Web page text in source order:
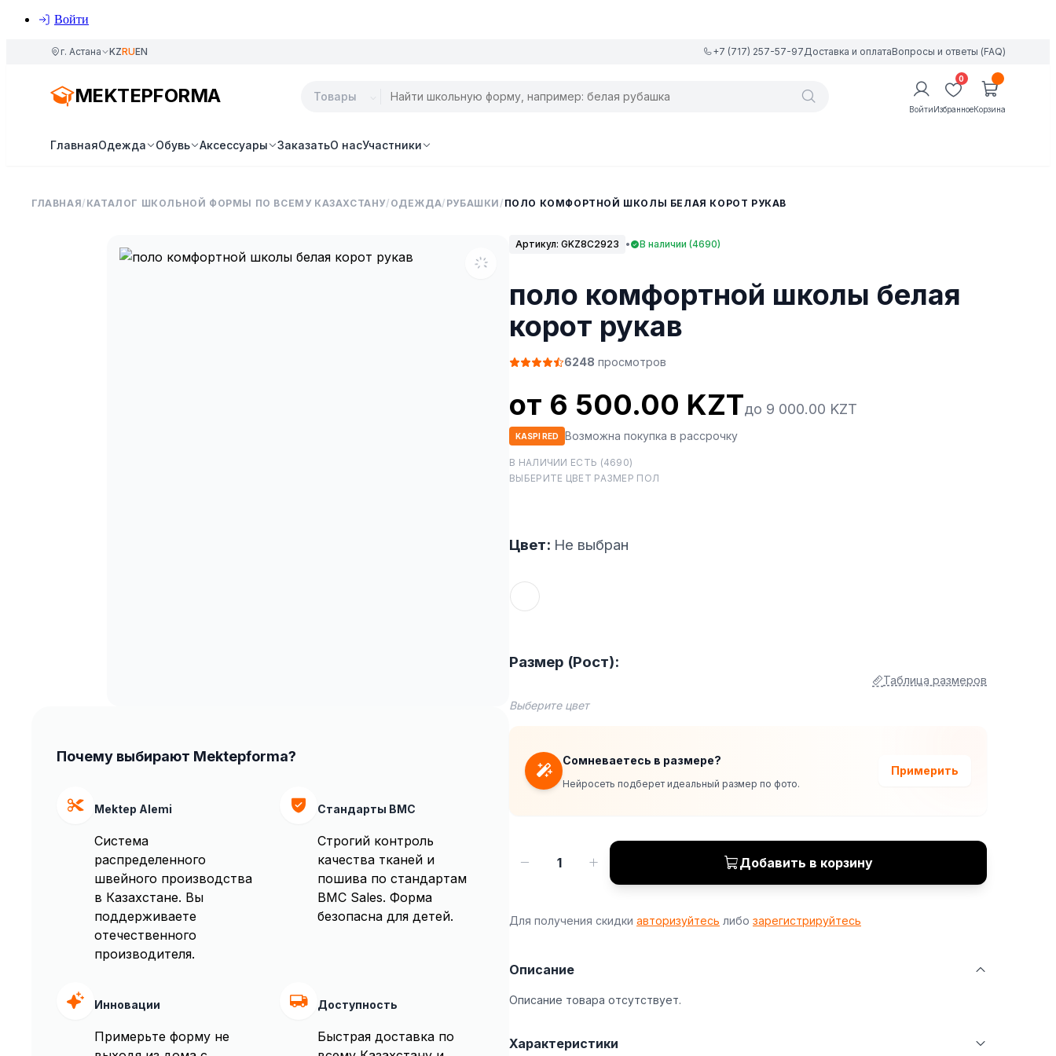
Войти
г. Астана KZRUEN +7 (717) 257-57-97Доставка и оплатаВопросы и ответы (FAQ)
MEKTEPFORMA
Войти
0
ИзбранноеКорзина
ГлавнаяОдежда Обувь Аксессуары ЗаказатьО насУчастники
ГЛАВНАЯ/ КАТАЛОГ ШКОЛЬНОЙ ФОРМЫ ПО ВСЕМУ КАЗАХСТАНУ/ ОДЕЖДА/ РУБАШКИ / ПОЛО КОМФОРТНОЙ ШКОЛЫ БЕЛАЯ КОРОТ РУКАВ
Почему выбирают Mektepforma?
Mektep Alemi
Система
распределенного
швейного производства
в Казахстане. Вы
поддерживаете
отечественного
производителя.
Стандарты BMC
Строгий контроль
качества тканей и
пошива по стандартам
BMC Sales. Форма
безопасна для детей.
Инновации
Примерьте форму не
Доступность
Быстрая доставка по
Артикул: GKZ8C2923 • В наличии (4690)
поло комфортной школы белая
корот рукав
6248 просмотров
от 6 500.00 KZTдо 9 000.00 KZT
KASPI RED Возможна покупка в рассрочку
В НАЛИЧИИ ЕСТЬ (4690)
ВЫБЕРИТЕ ЦВЕТ РАЗМЕР ПОЛ
Цвет: Не выбран
Размер (Рост):
Таблица размеров
Выберите цвет
Сомневаетесь в размере?
Нейросеть подберет идеальный размер по фото.
Примерить
1 Добавить в корзину
Для получения скидки авторизуйтесь либо зарегистрируйтесь
Описание
Описание товара отсутствует.
Характеристики